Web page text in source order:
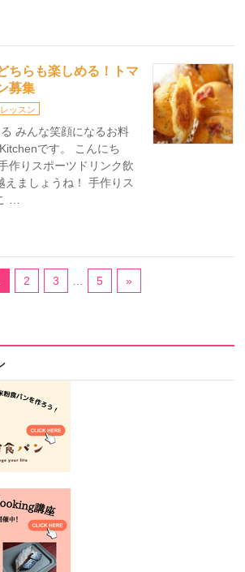
ちらも楽しめる！トマ
募集
ッスン
みんな笑顔になるお料
です。 こんにち
作りスポーツドリンク飲
えましょうね！ 手作りス
…
2 3 5 »